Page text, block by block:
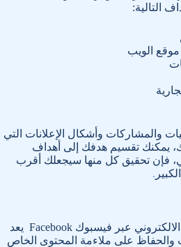
التالية:
الويب
والمشاركات وأشكال الإعلانات التي
يمكنك تقسيم هدفك إلى أهداف
فإن تحقيق كل منها سيجعلك أقرب
.
في حديثنا عن التسويق الالكتروني عبر فيسبوك Facebook يعد
والحفاظ على ملاءمة المحتوى الخاص